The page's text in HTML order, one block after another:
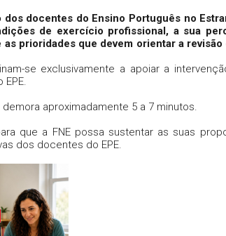
docentes do Ensino Português no
de exercício profissional, a sua
prioridades que devem orientar a
se exclusivamente a apoiar a
aproximadamente 5 a 7 minutos.
que a FNE possa sustentar as suas
dos docentes do EPE.